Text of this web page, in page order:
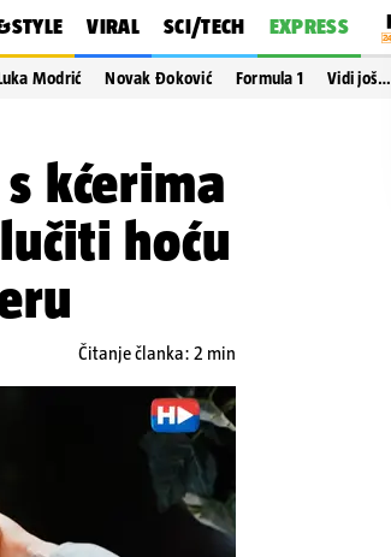
VIRAL SCI/TECH EXPRESS
Modrić Novak Đoković Formula 1 Vidi još…
kćerima
hoću
Čitanje članka: 2 min